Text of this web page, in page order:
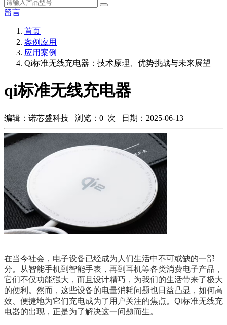
留言
首页
案例应用
应用案例
Qi标准无线充电器：技术原理、优势挑战与未来展望
qi标准无线充电器
编辑：诺芯盛科技 浏览： 0 次 日期：2025-06-13
在当今社会，电子设备已经成为人们生活中不可或缺的一部
分。从智能手机到智能手表，再到耳机等各类消费电子产品，
它们不仅功能强大，而且设计精巧，为我们的生活带来了极大
的便利。然而，这些设备的电量消耗问题也日益凸显，如何高
效、便捷地为它们充电成为了用户关注的焦点。Qi标准无线充
电器的出现，正是为了解决这一问题而生。